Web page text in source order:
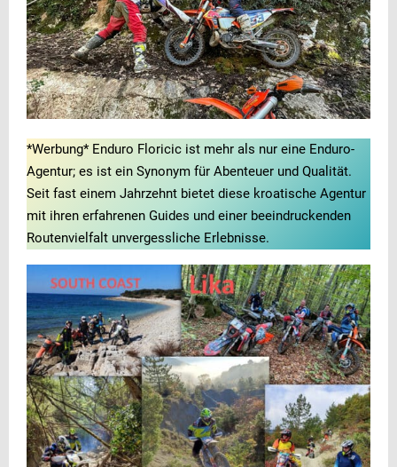
*Werbung* Enduro Floricic ist mehr als nur eine Enduro-
Agentur; es ist ein Synonym für Abenteuer und Qualität.
Seit fast einem Jahrzehnt bietet diese kroatische Agentur
mit ihren erfahrenen Guides und einer beeindruckenden
Routenvielfalt unvergessliche Erlebnisse.